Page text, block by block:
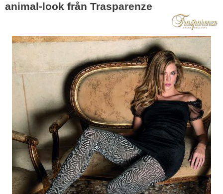
animal-look från Trasparenze